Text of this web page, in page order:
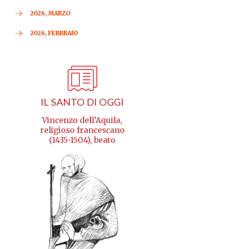
2026, MARZO
2026, FEBBRAIO
IL SANTO DI OGGI
Vincenzo dell’Aquila,
religioso francescano
(1435-1504), beato